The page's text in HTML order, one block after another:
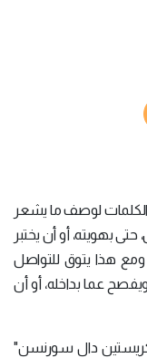
الكلمات لوصف ما يشعر
بهويته، أو أن يختبر
ومع هذا يتوق للتواصل
عما بداخله، أو أن
"كريستين دال سورنسن"